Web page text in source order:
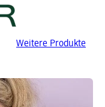
Weitere Produkte